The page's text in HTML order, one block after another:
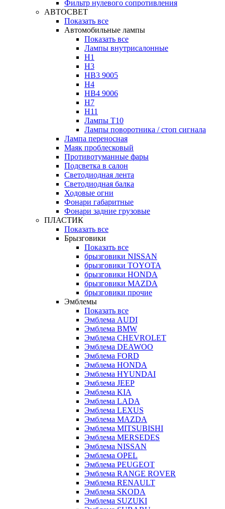
Фильтр нулевого сопротивления
АВТОСВЕТ
Показать все
Автомобильные лампы
Показать все
Лампы внутрисалонные
H1
H3
HB3 9005
H4
HB4 9006
H7
H11
Лампы Т10
Лампы поворотника / стоп сигнала
Лампа переносная
Маяк проблесковый
Противотуманные фары
Подсветка в салон
Светодиодная лента
Светодиодная балка
Ходовые огни
Фонари габаритные
Фонари задние грузовые
ПЛАСТИК
Показать все
Брызговики
Показать все
брызговики NISSAN
брызговики TOYOTA
брызговики HONDA
брызговики MAZDA
брызговики прочие
Эмблемы
Показать все
Эмблема AUDI
Эмблема BMW
Эмблема CHEVROLET
Эмблема DEAWOO
Эмблема FORD
Эмблема HONDA
Эмблема HYUNDAI
Эмблема JEEP
Эмблема KIA
Эмблема LADA
Эмблема LEXUS
Эмблема MAZDA
Эмблема MITSUBISHI
Эмблема MERSEDES
Эмблема NISSAN
Эмблема OPEL
Эмблема PEUGEOT
Эмблема RANGE ROVER
Эмблема RENAULT
Эмблема SKODA
Эмблема SUZUKI